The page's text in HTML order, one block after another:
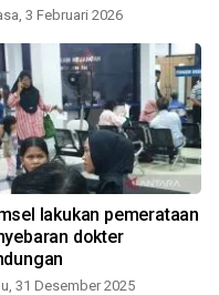
3 Februari 2026
lakukan pemerataan
dokter
31 Desember 2025